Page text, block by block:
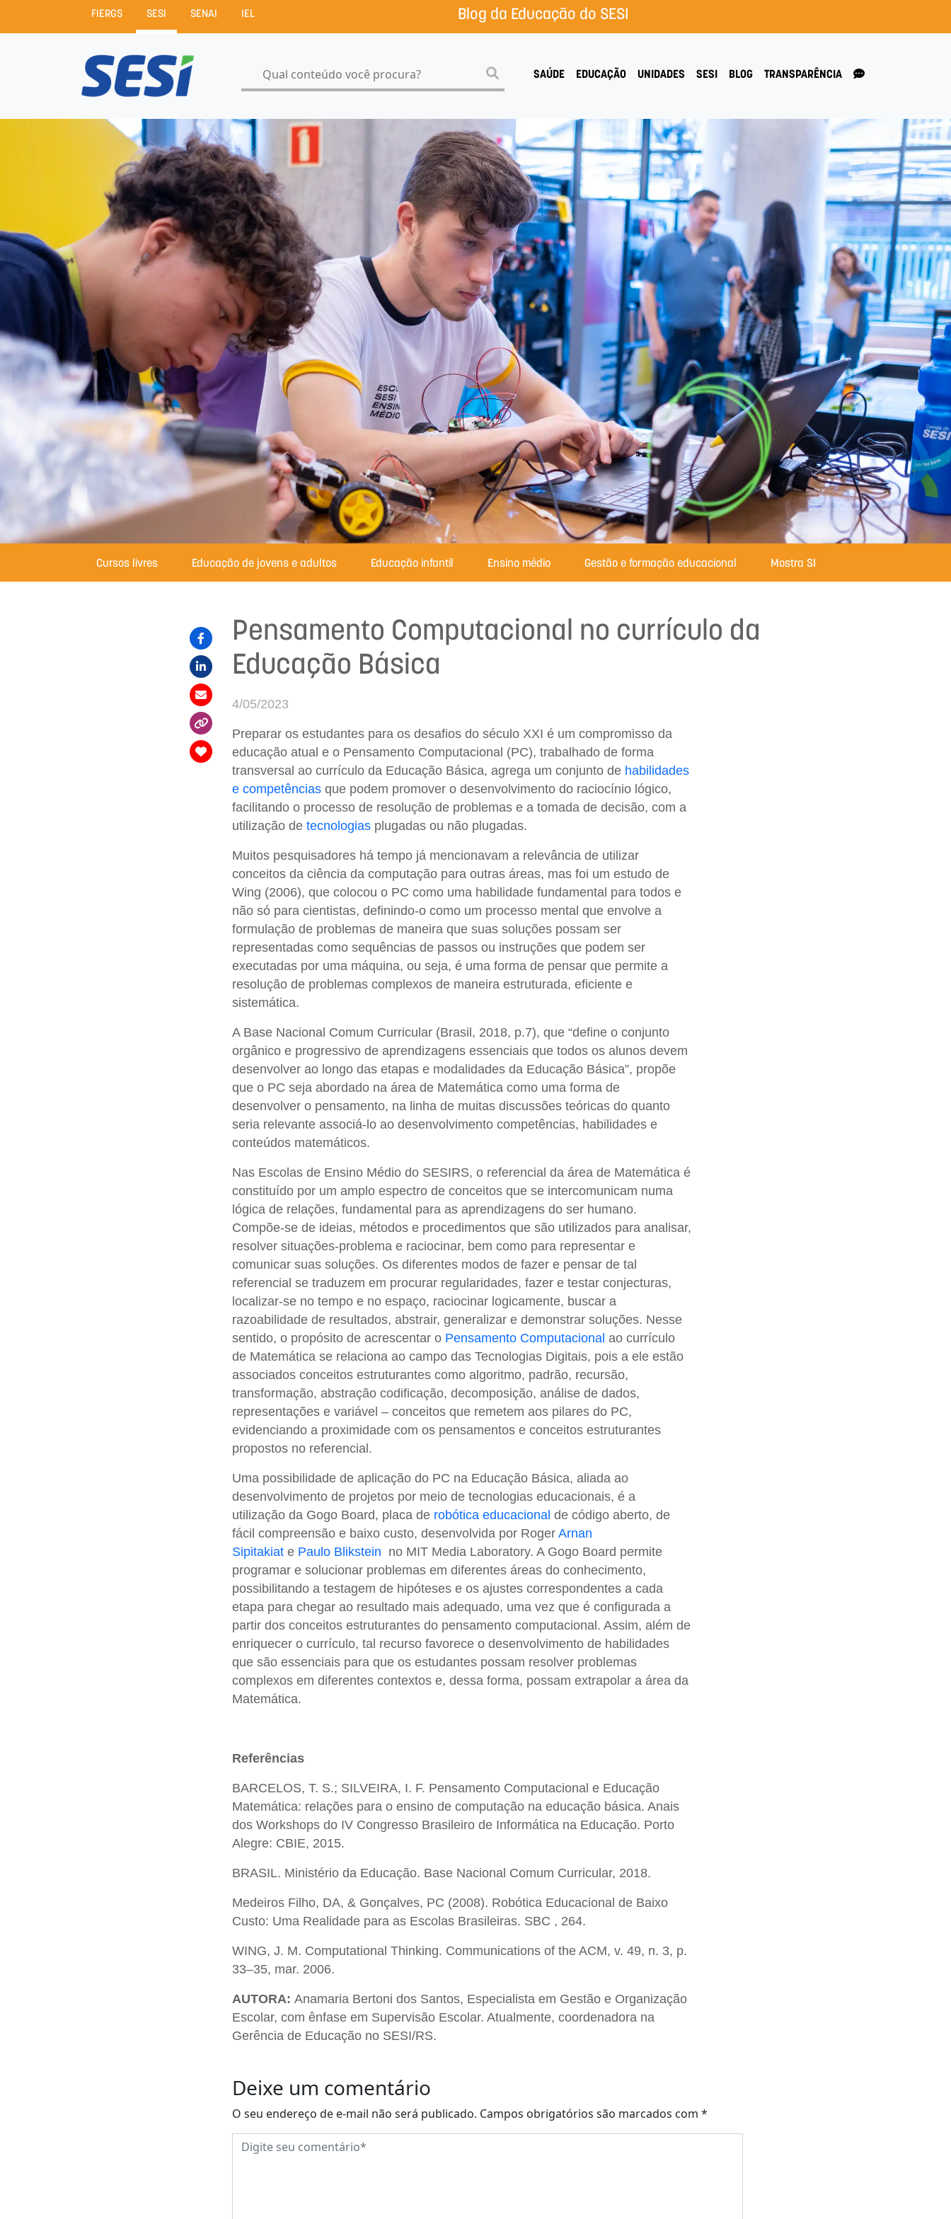
FIERGS SESI SENAI IEL Blog da Educação do SESI
SAÚDE EDUCAÇÃO UNIDADES SESI BLOG TRANSPARÊNCIA
Cursos livres Educação de jovens e adultos Educação infantil Ensino médio Gestão e formação educacional Mostra SESI com Ciência
Pensamento Computacional no currículo da
Educação Básica
4/05/2023
Preparar os estudantes para os desafios do século XXI é um compromisso da
educação atual e o Pensamento Computacional (PC), trabalhado de forma
transversal ao currículo da Educação Básica, agrega um conjunto de habilidades
e competências que podem promover o desenvolvimento do raciocínio lógico,
facilitando o processo de resolução de problemas e a tomada de decisão, com a
utilização de tecnologias plugadas ou não plugadas.
Muitos pesquisadores há tempo já mencionavam a relevância de utilizar
conceitos da ciência da computação para outras áreas, mas foi um estudo de
Wing (2006), que colocou o PC como uma habilidade fundamental para todos e
não só para cientistas, definindo-o como um processo mental que envolve a
formulação de problemas de maneira que suas soluções possam ser
representadas como sequências de passos ou instruções que podem ser
executadas por uma máquina, ou seja, é uma forma de pensar que permite a
resolução de problemas complexos de maneira estruturada, eficiente e
sistemática.
A Base Nacional Comum Curricular (Brasil, 2018, p.7), que “define o conjunto
orgânico e progressivo de aprendizagens essenciais que todos os alunos devem
desenvolver ao longo das etapas e modalidades da Educação Básica”, propõe
que o PC seja abordado na área de Matemática como uma forma de
desenvolver o pensamento, na linha de muitas discussões teóricas do quanto
seria relevante associá-lo ao desenvolvimento competências, habilidades e
conteúdos matemáticos.
Nas Escolas de Ensino Médio do SESIRS, o referencial da área de Matemática é
constituído por um amplo espectro de conceitos que se intercomunicam numa
lógica de relações, fundamental para as aprendizagens do ser humano.
Compõe-se de ideias, métodos e procedimentos que são utilizados para analisar,
resolver situações-problema e raciocinar, bem como para representar e
comunicar suas soluções. Os diferentes modos de fazer e pensar de tal
referencial se traduzem em procurar regularidades, fazer e testar conjecturas,
localizar-se no tempo e no espaço, raciocinar logicamente, buscar a
razoabilidade de resultados, abstrair, generalizar e demonstrar soluções. Nesse
sentido, o propósito de acrescentar o Pensamento Computacional ao currículo
de Matemática se relaciona ao campo das Tecnologias Digitais, pois a ele estão
associados conceitos estruturantes como algoritmo, padrão, recursão,
transformação, abstração codificação, decomposição, análise de dados,
representações e variável – conceitos que remetem aos pilares do PC,
evidenciando a proximidade com os pensamentos e conceitos estruturantes
propostos no referencial.
Uma possibilidade de aplicação do PC na Educação Básica, aliada ao
desenvolvimento de projetos por meio de tecnologias educacionais, é a
utilização da Gogo Board, placa de robótica educacional de código aberto, de
fácil compreensão e baixo custo, desenvolvida por Roger Arnan
Sipitakiat e Paulo Blikstein no MIT Media Laboratory. A Gogo Board permite
programar e solucionar problemas em diferentes áreas do conhecimento,
possibilitando a testagem de hipóteses e os ajustes correspondentes a cada
etapa para chegar ao resultado mais adequado, uma vez que é configurada a
partir dos conceitos estruturantes do pensamento computacional. Assim, além de
enriquecer o currículo, tal recurso favorece o desenvolvimento de habilidades
que são essenciais para que os estudantes possam resolver problemas
complexos em diferentes contextos e, dessa forma, possam extrapolar a área da
Matemática.
Referências
BARCELOS, T. S.; SILVEIRA, I. F. Pensamento Computacional e Educação
Matemática: relações para o ensino de computação na educação básica. Anais
dos Workshops do IV Congresso Brasileiro de Informática na Educação. Porto
Alegre: CBIE, 2015.
BRASIL. Ministério da Educação. Base Nacional Comum Curricular, 2018.
Medeiros Filho, DA, & Gonçalves, PC (2008). Robótica Educacional de Baixo
Custo: Uma Realidade para as Escolas Brasileiras. SBC , 264.
WING, J. M. Computational Thinking. Communications of the ACM, v. 49, n. 3, p.
33–35, mar. 2006.
AUTORA: Anamaria Bertoni dos Santos, Especialista em Gestão e Organização
Escolar, com ênfase em Supervisão Escolar. Atualmente, coordenadora na
Gerência de Educação no SESI/RS.
Deixe um comentário
O seu endereço de e-mail não será publicado. Campos obrigatórios são marcados com *